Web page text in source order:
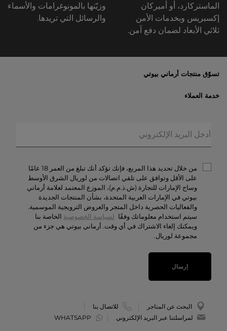
الماستركارد، أو أميركان
إكسبريس وبخدمات الأمن
ثلاثي الأبعاد لضمان دفع آمن.
وزيّنها بالمونوغرامات والأسماء
والرسائل التي تريدها.
تسوّق منتجات أرماني بيوتي
العروض الحصريّة
المكياج
العطور
خدمة العملاء
حالة الطلبيّة
الخصوصيّة والأمن
الشروط والأحكام
تواصل معنا
الوظائف
من خلال تحديد هذا المربع، فإنك تؤكد أنك تبلغ من العمر 18 عامًا
على الأقل وتوافق على تلقي اتصالات من لوريال الشرق الأوسط
وساج الإمارات للتجارة (ش.ذ.م.م)، الموزع المعتمد لعلامة أرماني
بيوتي في الإمارات العربية المتحدة، بشأن المنتجات الجديدة
والفعاليات الحصرية داخل المتجر والعروض الترويجية الموسمية.
سيتم استخدام معلوماتك وفقًا لسياسة الخصوصية الخاصة بنا
ويمكنك إلغاء الاشتراك في أي وقت. أرماني بيوتي هي جزء من
مجموعة لوريال.
إرسال
البحث عن المتاجر
للاتصال بنا
لمراسلتنا عبر البريد الإلكتروني
WHATSAPP